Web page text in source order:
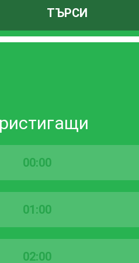
ТЪРСИ
00:00
01:00
02:00